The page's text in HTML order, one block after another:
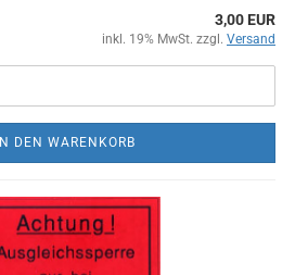
3,00 EUR
inkl. 19% MwSt. zzgl. Versand
IN DEN WARENKORB